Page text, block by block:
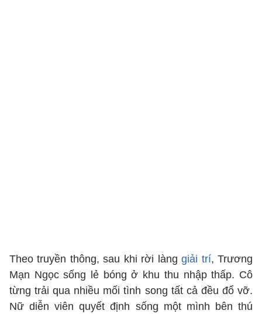
Theo truyền thông, sau khi rời lànggiải trí, Trương
Mạn Ngọc sống lẻ bóng ở khu thu nhập thấp. Cô
từng trải qua nhiều mối tình song tất cả đều đổ vỡ.
Nữ diễn viên quyết định sống một mình bên thú